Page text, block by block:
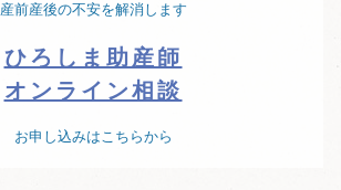
産前産後の不安を解消します
ひろしま助産師
オンライン相談
お申し込みはこちらから